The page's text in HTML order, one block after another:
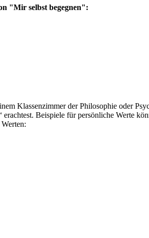
"Mir selbst begegnen":
Klassenzimmer der Philosophie oder
Beispiele für persönliche Werte